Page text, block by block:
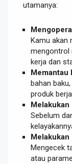
utamanya:
Kamu akan
mengontrol
kerja dan
Memantau
bahan
produk
Sebelum
Melakukan
Mengecek
atau